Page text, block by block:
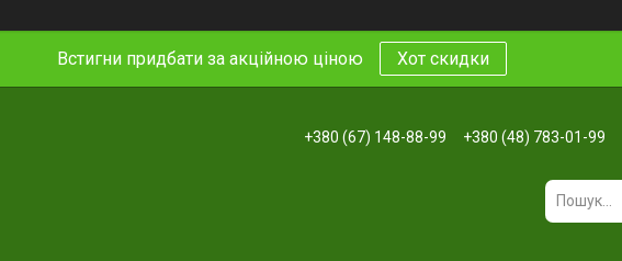
Встигни придбати за акційною ціною Хот скидки
+380 (67) 148-88-99 +380 (48) 783-01-99